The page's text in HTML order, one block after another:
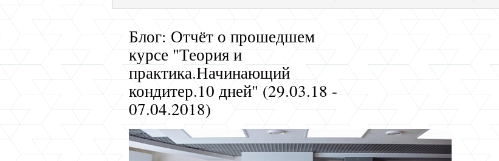
Блог: Отчёт о прошедшем
курсе "Теория и
практика.Начинающий
кондитер.10 дней" (29.03.18 -
07.04.2018)